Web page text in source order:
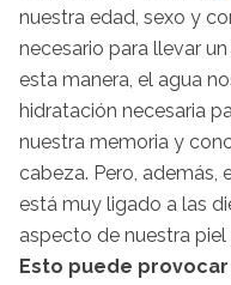
nuestra edad, sexo y
necesario para llevar
esta manera, el agua
hidratación necesaria
nuestra memoria y
cabeza. Pero, además,
está muy ligado a las
aspecto de nuestra
Esto puede